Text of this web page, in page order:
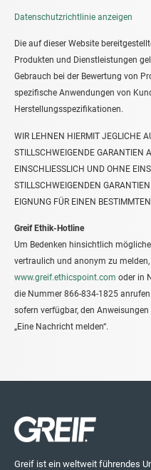
Datenschutzrichtlinie anzeigen
Die auf dieser Website
Produkten und Dienstleistungen
Gebrauch bei der Bewertung von
spezifische Anwendungen von
Herstellungsspezifikationen.
WIR LEHNEN HIERMIT JEGLICHE
STILLSCHWEIGENDE GARANTIEN
EINSCHLIESSLICH UND OHNE
STILLSCHWEIGENDEN
EIGNUNG FÜR EINEN
Greif Ethik-Hotline
Um Bedenken hinsichtlich
vertraulich und anonym zu
www.greif.ethicspoint.com oder in
die Nummer 866-834-1825
sofern verfügbar, den Anweisungen
„Eine Nachricht melden“.
Greif ist ein weltweit führendes